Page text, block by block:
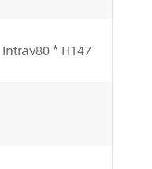
Intrav80 * H147